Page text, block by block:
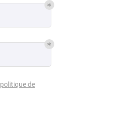
politique de